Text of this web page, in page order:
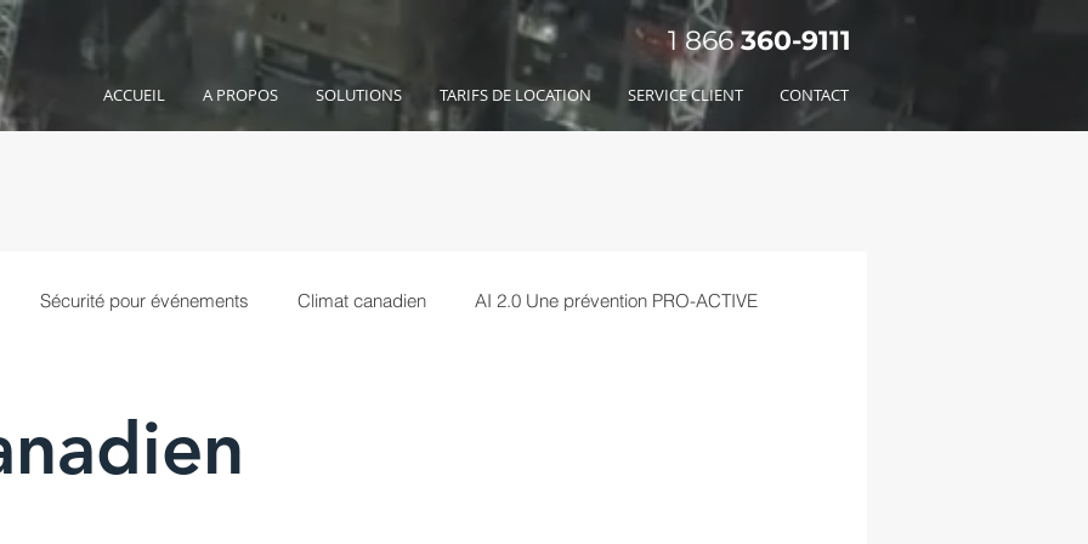
1 866360-9111
ACCUEIL A PROPOS SOLUTIONS TARIFS DE LOCATION SERVICE CLIENT CONTACT
Sécurité pour événements Climat canadien AI 2.0 Une prévention PRO-ACTIVE